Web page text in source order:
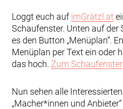
Loggt euch auf imGrätzl.at
Schaufenster. Unten auf der
es den Button „Menüplan“.
Menüplan per Text ein oder
das hoch. Zum Schaufenster
Nun sehen alle
„Macher*innen und